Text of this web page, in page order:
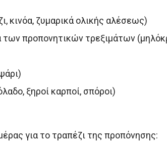
κινόα, ζυμαρικά ολικής αλέσεως)
των προπονητικών τρεξιμάτων
ξηροί καρποί, σπόροι)
για το τραπέζι της προπόνησης: